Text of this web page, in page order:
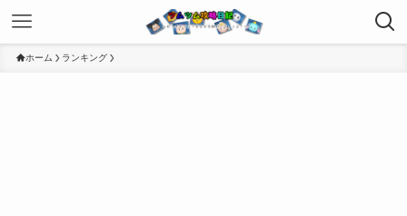
ホーム ランキング